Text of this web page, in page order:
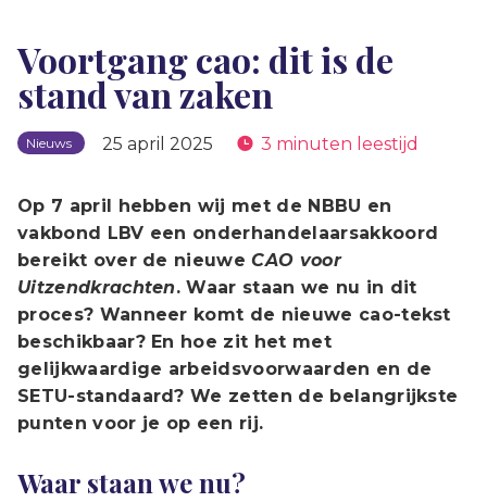
Voortgang cao: dit is de
stand van zaken
Nieuws 25 april 2025 3 minuten leestijd
Op 7 april hebben wij met de NBBU en
vakbond LBV een onderhandelaarsakkoord
bereikt over de nieuweCAO voor
Uitzendkrachten. Waar staan we nu in dit
proces? Wanneer komt de nieuwe cao-tekst
beschikbaar? En hoe zit het met
gelijkwaardige arbeidsvoorwaarden en de
SETU-standaard? We zetten de belangrijkste
punten voor je op een rij.
Waar staan we nu?